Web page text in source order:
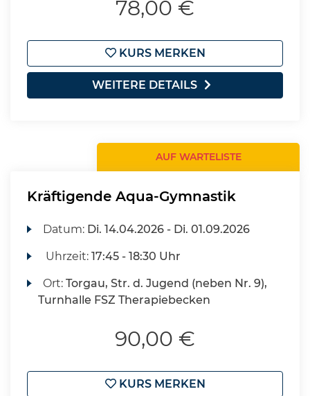
78,00 €
KURS MERKEN
WEITERE DETAILS
AUF WARTELISTE
Kräftigende Aqua-Gymnastik
Datum: Di. 14.04.2026 - Di. 01.09.2026
Uhrzeit:17:45 - 18:30 Uhr
Ort:Torgau, Str. d. Jugend (neben Nr. 9),
Turnhalle FSZ Therapiebecken
90,00 €
KURS MERKEN